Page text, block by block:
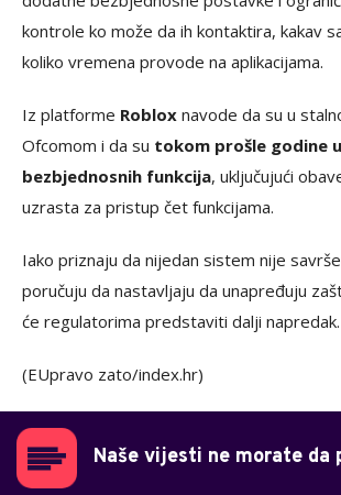
kontrole ko može da ih kontaktira, kakav
koliko vremena provode na aplikacijama.
Iz platforme Roblox navode da su u
Ofcomom i da su tokom prošle godine
bezbjednosnih funkcija, uključujući
uzrasta za pristup čet funkcijama.
Iako priznaju da nijedan sistem nije
poručuju da nastavljaju da unapređuju
će regulatorima predstaviti dalji napredak.
(EUpravo zato/index.hr)
Naše vijesti ne morate da